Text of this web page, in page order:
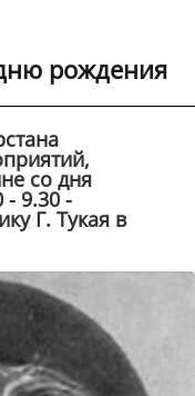
рождения
со дня
- 9.30 -
Г. Тукая в